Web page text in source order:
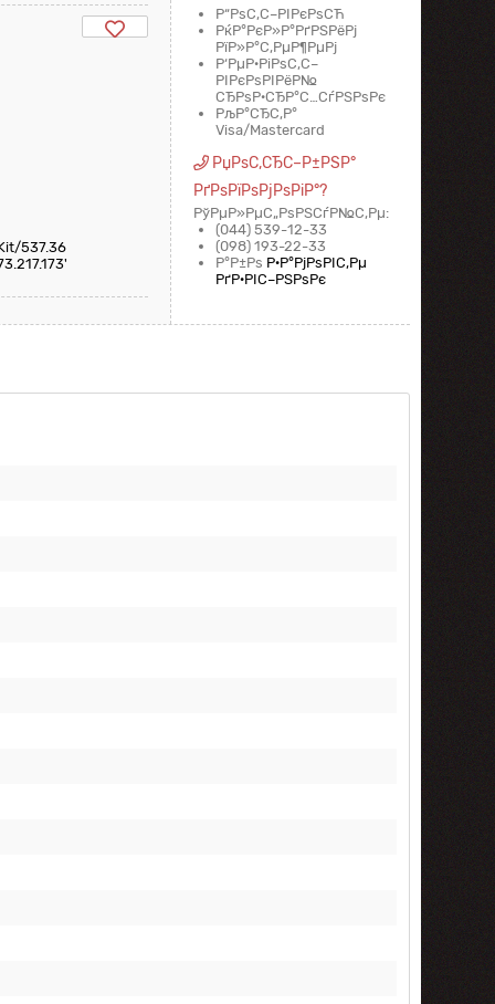
537.36
Р“РѕС‚С–РІРєРѕСЋ
РќР°РєР»Р°РґРЅРёРј
РїР»Р°С‚РµР¶РµРј
Р‘РµР·РіРѕС‚С–
РІРєРѕРІРёР№
СЂРѕР·СЂР°С…СѓРЅРѕРє
РљР°СЂС‚Р°
Visa/Mastercard
РџРѕС‚СЂС–Р±РЅР°
РґРѕРїРѕРјРѕРіР°?
РўРµР»РµС„РѕРЅСѓР№С‚Рµ:
(044) 539-12-33
(098) 193-22-33
Р°Р±Рѕ Р·Р°РјРѕРІС‚Рµ
РґР·РІС–РЅРѕРє